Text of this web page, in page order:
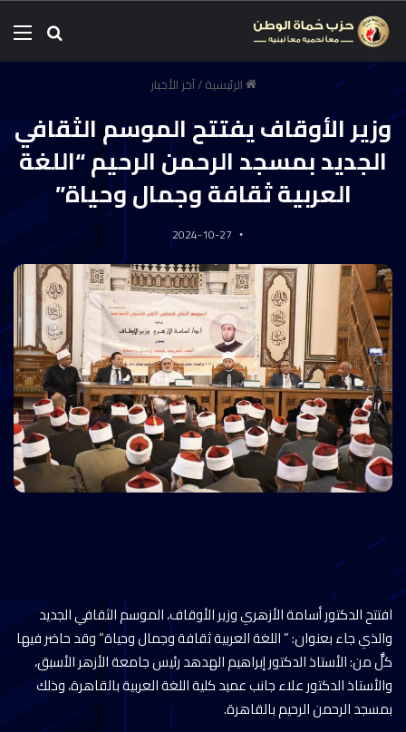
الرئيسية/آخر الأخبار
وزير الأوقاف يفتتح الموسم الثقافي
الجديد بمسجد الرحمن الرحيم “اللغة
العربية ثقافة وجمال وحياة”
2024-10-27
افتتح الدكتور أسامة الأزهري وزير الأوقاف، الموسم الثقافي الجديد
والذي جاء بعنوان: ” اللغة العربية ثقافة وجمال وحياة” وقد حاضر فيها
كلٌّ من: الأستاذ الدكتور إبراهيم الهدهد رئيس جامعة الأزهر الأسبق،
والأستاذ الدكتور علاء جانب عميد كلية اللغة العربية بالقاهرة، وذلك
بمسجد الرحمن الرحيم بالقاهرة.